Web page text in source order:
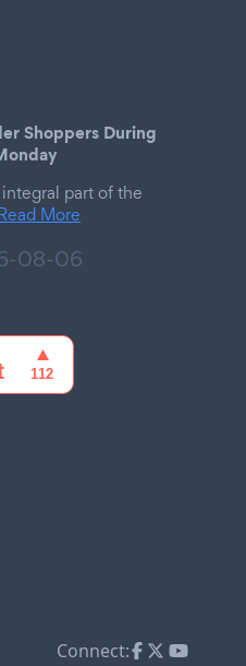
Shoppers During
part of the
More
08-06
Connect: